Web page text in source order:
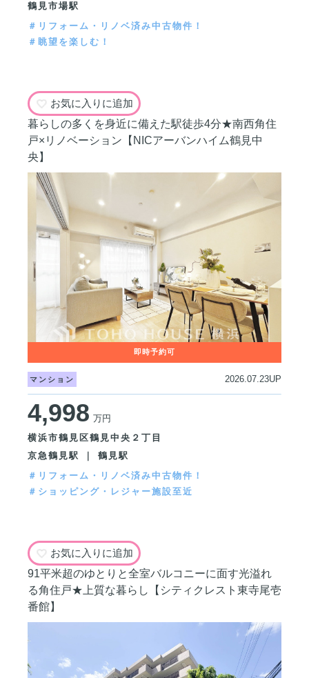
鶴見市場駅
＃リフォーム・リノベ済み中古物件！
＃眺望を楽しむ！
お気に入りに追加
暮らしの多くを身近に備えた駅徒歩4分★南西角住
戸×リノベーション【NICアーバンハイム鶴見中
央】
マンション 2026.07.23UP
4,998 万円
横浜市鶴見区鶴見中央２丁目
京急鶴見駅 ｜ 鶴見駅
＃リフォーム・リノベ済み中古物件！
＃ショッピング・レジャー施設至近
お気に入りに追加
91平米超のゆとりと全室バルコニーに面す光溢れ
る角住戸★上質な暮らし【シティクレスト東寺尾壱
番館】